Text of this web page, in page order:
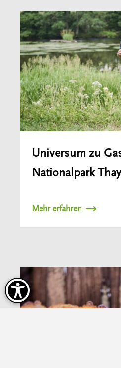
Universum zu
Nationalpark
Mehr erfahren